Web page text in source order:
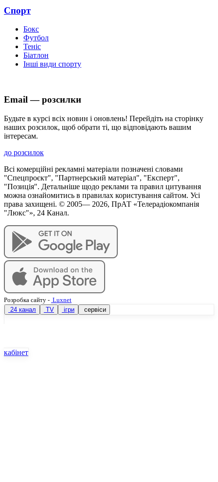
Спорт
Бокс
Футбол
Теніс
Біатлон
Інші види спорту
Email — розсилки
Будьте в курсі всіх новин і оновлень! Перейдіть на сторінку
наших розсилок, щоб обрати ті, що відповідають вашим
інтересам.
до розсилок
Всі комерційні рекламні матеріали позначені словами
"Спецпроєкт", "Партнерський матеріал", "Експерт",
"Позиція". Детальніше щодо реклами та правил цитування
можна ознайомитись в правилах користування сайтом. Усі
права захищені. © 2005— 2026, ПрАТ «Телерадіокомпанія
"Люкс"», 24 Канал.
Розробка сайту - Luxnet
24 канал
TV ігри сервіси
кабінет